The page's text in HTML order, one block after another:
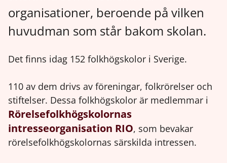
organisationer, beroende på vilken
huvudman som står bakom skolan.
Det finns idag 152 folkhögskolor i Sverige.
110 av dem drivs av föreningar, folkrörelser och
stiftelser. Dessa folkhögskolor är medlemmar i
Rörelsefolkhögskolornas
intresseorganisation RIO, som bevakar
rörelsefolkhögskolornas särskilda intressen.